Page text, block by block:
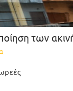
των